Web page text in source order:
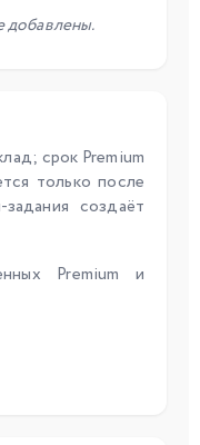
добавлены.
срок Premium
только после
создаёт
Premium и